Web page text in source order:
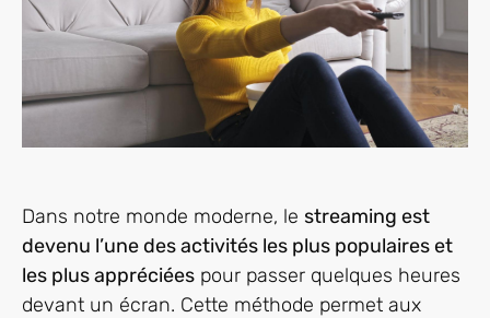
Dans notre monde moderne, le streaming est
devenu l’une des activités les plus populaires et
les plus appréciées pour passer quelques heures
devant un écran. Cette méthode permet aux